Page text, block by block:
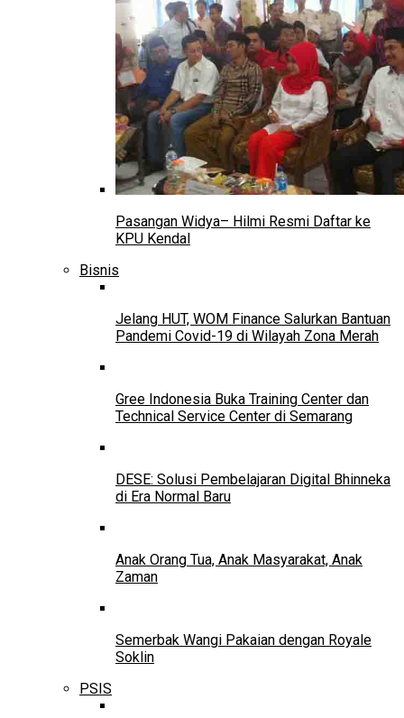
Pasangan Widya– Hilmi Resmi Daftar ke
KPU Kendal
Bisnis
Jelang HUT, WOM Finance Salurkan Bantuan
Pandemi Covid-19 di Wilayah Zona Merah
Gree Indonesia Buka Training Center dan
Technical Service Center di Semarang
DESE: Solusi Pembelajaran Digital Bhinneka
di Era Normal Baru
Anak Orang Tua, Anak Masyarakat, Anak
Zaman
Semerbak Wangi Pakaian dengan Royale
Soklin
PSIS